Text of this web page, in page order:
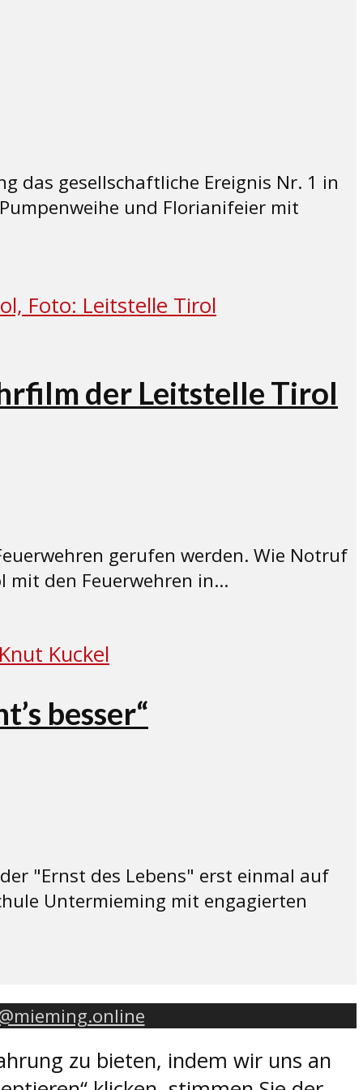
das gesellschaftliche Ereignis Nr. 1 in
und Florianifeier mit
der Leitstelle Tirol
gerufen werden. Wie Notruf
den Feuerwehren in...
besser“
"Ernst des Lebens" erst einmal auf
Untermieming mit engagierten
zu bieten, indem wir uns an